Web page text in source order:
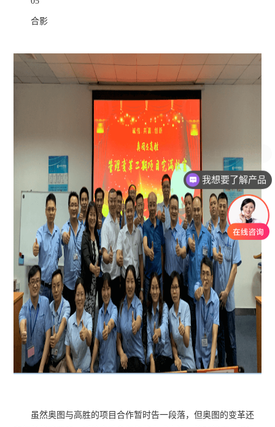
合影
虽然奥图与高胜的项目合作暂时告一段落，但奥图的变革还
我想要了解产品